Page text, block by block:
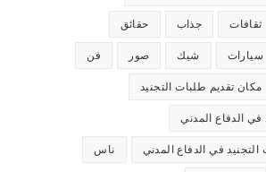
ثقافات جذاب حقائق
سيارات شيك صور فن
مكان تقديم طلبات التجنيد
في الدفاع المدني
التجنيد في الدفاع المدني ناس